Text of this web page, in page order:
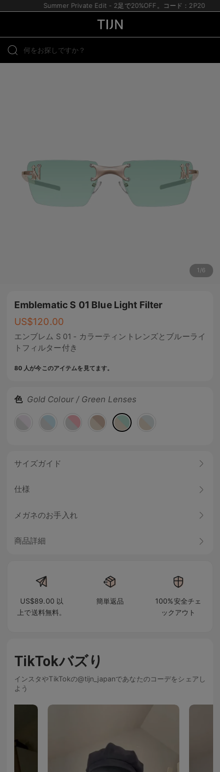
Summer Private Edit - 2足で20%OFF。コード：2P20
1 /6
Emblematic S 01 Blue Light Filter
US$120.00
エンブレム S 01 - カラーティントレンズとブルーライ
トフィルター付き
80 人が今このアイテムを見てます。
色 Gold Colour / Green Lenses
サイズガイド
仕様
メガネのお手入れ
商品詳細
US$89.00 以
上で送料無料。
簡単返品
100%安全チェ
ックアウト
TikTokバズり
インスタやTikTokの@tijn_japanであなたのコーデをシェアし
よう